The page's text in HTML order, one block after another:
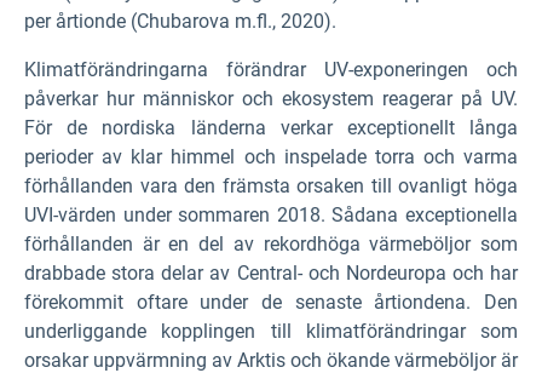
per årtionde (Chubarova m.fl., 2020).
Klimatförändringarna förändrar UV-exponeringen och
påverkar hur människor och ekosystem reagerar på UV.
För de nordiska länderna verkar exceptionellt långa
perioder av klar himmel och inspelade torra och varma
förhållanden vara den främsta orsaken till ovanligt höga
UVI-värden under sommaren 2018. Sådana exceptionella
förhållanden är en del av rekordhöga värmeböljor som
drabbade stora delar av Central- och Nordeuropa och har
förekommit oftare under de senaste årtiondena. Den
underliggande kopplingen till klimatförändringar som
orsakar uppvärmning av Arktis och ökande värmeböljor är